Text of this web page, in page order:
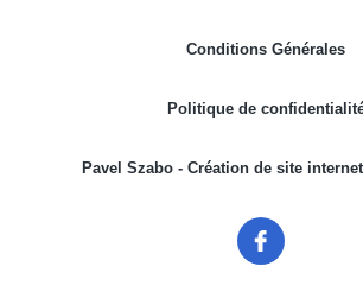
Conditions Générales
Politique de
Pavel Szabo - Création de site